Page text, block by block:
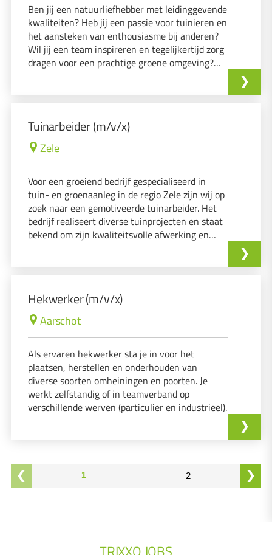
Ben jij een natuurliefhebber met leidinggevende
kwaliteiten? Heb jij een passie voor tuinieren en
het aansteken van enthousiasme bij anderen?
Wil jij een team inspireren en tegelijkertijd zorg
dragen voor een prachtige groene omgeving?
Tuinarbeider (m/v/x)
Zele
Voor een groeiend bedrijf gespecialiseerd in
tuin- en groenaanleg in de regio Zele zijn wij op
zoek naar een gemotiveerde tuinarbeider. Het
bedrijf realiseert diverse tuinprojecten en staat
bekend om zijn kwaliteitsvolle afwerking en
Hekwerker (m/v/x)
Aarschot
Als ervaren hekwerker sta je in voor het
plaatsen, herstellen en onderhouden van
diverse soorten omheiningen en poorten. Je
werkt zelfstandig of in teamverband op
verschillende werven (particulier en industrieel).
1 2